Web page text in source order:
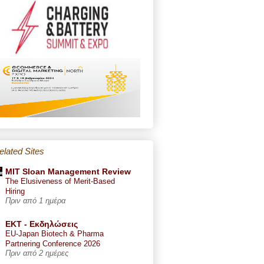
Sites
MIT Sloan Management Review
The Elusiveness of Merit-Based
Hiring
Πριν από 1 ημέρα
ΕΚΤ - Εκδηλώσεις
EU-Japan Biotech & Pharma
Partnering Conference 2026
Πριν από 2 ημέρες